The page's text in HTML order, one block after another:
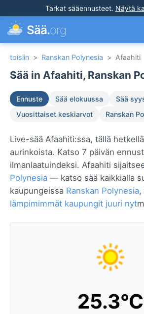
Tarkat sääennusteet. Näytä
Sää.org
toisiin > Ranskan Polynesia > Afaahiti
Sää in Afaahiti, Ranskan
Ennuste Sää elokuussa
Sää
Vuosittaiset keskiarvot
Ranskan
Live-sää Afaahiti:ssa, tällä
aurinkoista. Katso 7 päivän
ilmanlaatuindeksi. Afaahiti
Polynesia — katso sää kaikkialla
kaupungeissa Ranskan Polynesia,
lämpimimmät kaupungit juuri nyt
25.3°C